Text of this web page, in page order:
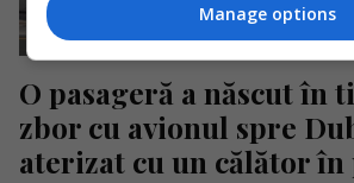
O pasageră a născut în
zbor cu avionul spre
aterizat cu un călător în
Manage options